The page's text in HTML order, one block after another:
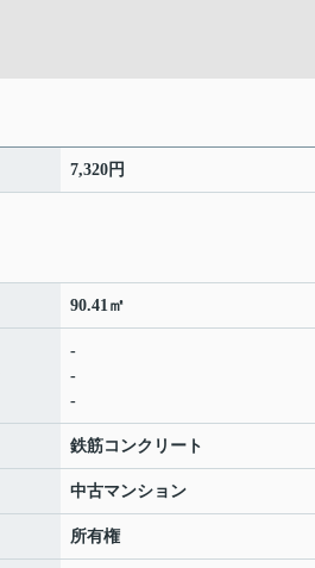
7,320円
90.41㎡
-
-
-
鉄筋コンクリート
中古マンション
所有権